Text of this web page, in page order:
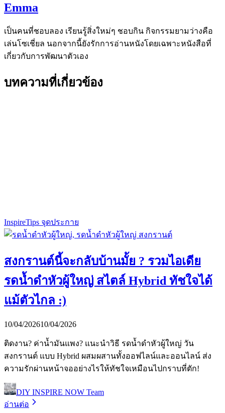
Emma
เป็นคนที่ชอบลอง เรียนรู้สิ่งใหม่ๆ ชอบกิน กิจกรรมยามว่างคือ
เล่นโซเชี่ยล นอกจากนี้ยังรักการอ่านหนังโดยเฉพาะหนังสือที่
เกี่ยวกับการพัฒนาตัวเอง
บทความที่เกี่ยวข้อง
InspireTips จุดประกาย
สงกรานต์นี้จะกลับบ้านมั้ย ? รวมไอเดีย
รดน้ำดำหัวผู้ใหญ่ สไตล์ Hybrid ทัชใจได้
แม้ตัวไกล :)
10/04/202610/04/2026
ติดงาน? ค่าน้ำมันแพง? แนะนำวิธี รดน้ำดำหัวผู้ใหญ่ วัน
สงกรานต์ แบบ Hybrid ผสมผสานทั้งออฟไลน์และออนไลน์ ส่ง
ความรักผ่านหน้าจออย่างไรให้ทัชใจเหมือนไปกราบที่ตัก!
DIY INSPIRE NOW Team
อ่านต่อ